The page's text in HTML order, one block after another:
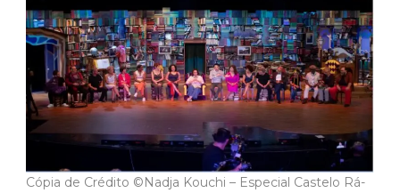
Cópia de Crédito ©Nadja Kouchi – Especial Castelo Rá-